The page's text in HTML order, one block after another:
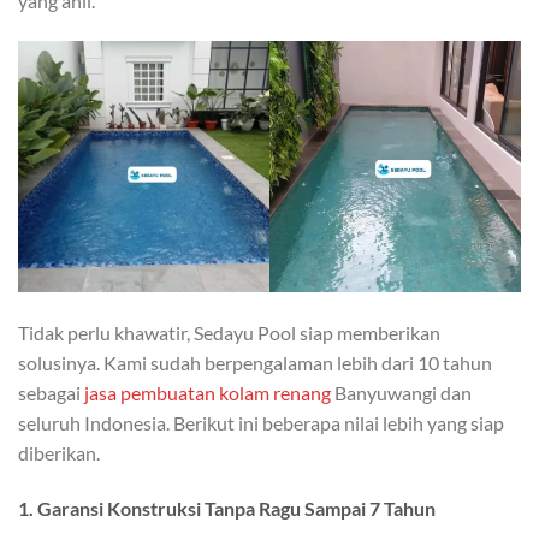
Tidak perlu khawatir, Sedayu Pool siap memberikan
solusinya. Kami sudah berpengalaman lebih dari 10 tahun
sebagai jasa pembuatan kolam renang Banyuwangi dan
seluruh Indonesia. Berikut ini beberapa nilai lebih yang siap
diberikan.
1. Garansi Konstruksi Tanpa Ragu Sampai 7 Tahun